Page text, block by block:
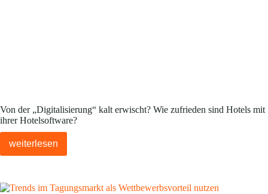
Von der „Digitalisierung“ kalt erwischt? Wie zufrieden sind Hotels mit
ihrer Hotelsoftware?
weiterlesen